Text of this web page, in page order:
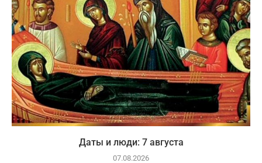
Даты и люди: 7 августа
07.08.2026